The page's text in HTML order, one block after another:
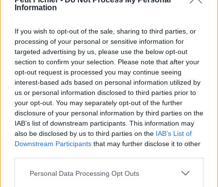
Information
If you wish to opt-out of the sale, sharing to third parties, or
processing of your personal or sensitive information for
targeted advertising by us, please use the below opt-out
section to confirm your selection. Please note that after your
opt-out request is processed you may continue seeing
interest-based ads based on personal information utilized by
us or personal information disclosed to third parties prior to
your opt-out. You may separately opt-out of the further
disclosure of your personal information by third parties on the
IAB’s list of downstream participants. This information may
also be disclosed by us to third parties on the IAB’s List of
Downstream Participants that may further disclose it to other
Personal Data Processing Opt Outs
La présente page de téléchargement a été vue 1347 fois depuis
Page de téléchargement
https://www.petit-fichier.fr/2013/02/23/strategie-en-2012/
Copier
Partager le fichier STRATEGIE
EN 2012.pdf sur le Web et les
réseaux sociaux: